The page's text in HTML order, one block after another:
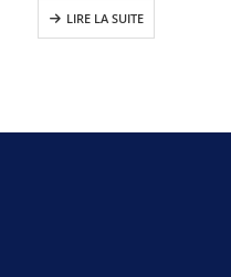
LIRE LA SUITE